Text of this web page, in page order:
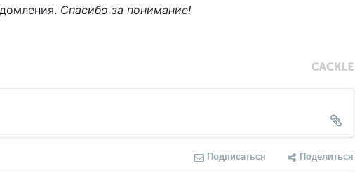
Спасибо за понимание!
Подписаться Поделиться